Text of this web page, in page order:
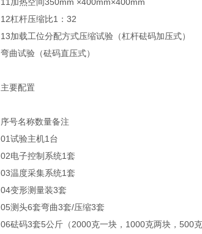
12杠杆压缩比1：32
13加载工位分配方式压缩试验（杠杆砝码加压式）
弯曲试验（砝码直压式）
主要配置
序号名称数量备注
01试验主机1台
02电子控制系统1套
03温度采集系统1套
04变形测量装3套
05测头6套弯曲3套/压缩3套
06砝码3套5公斤（2000克一块，1000克两块，500